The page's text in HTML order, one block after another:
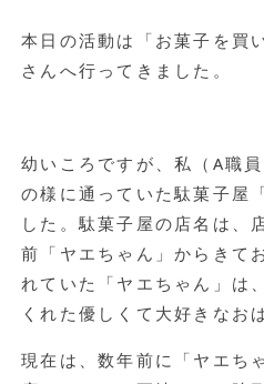
本日の活動は「お菓子を買
さんへ行ってきました。
幼いころですが、私（A職
の様に通っていた駄菓子屋
した。駄菓子屋の店名は、
前「ヤエちゃん」からきて
れていた「ヤエちゃん」は
くれた優しくて大好きなお
現在は、数年前に「ヤエち